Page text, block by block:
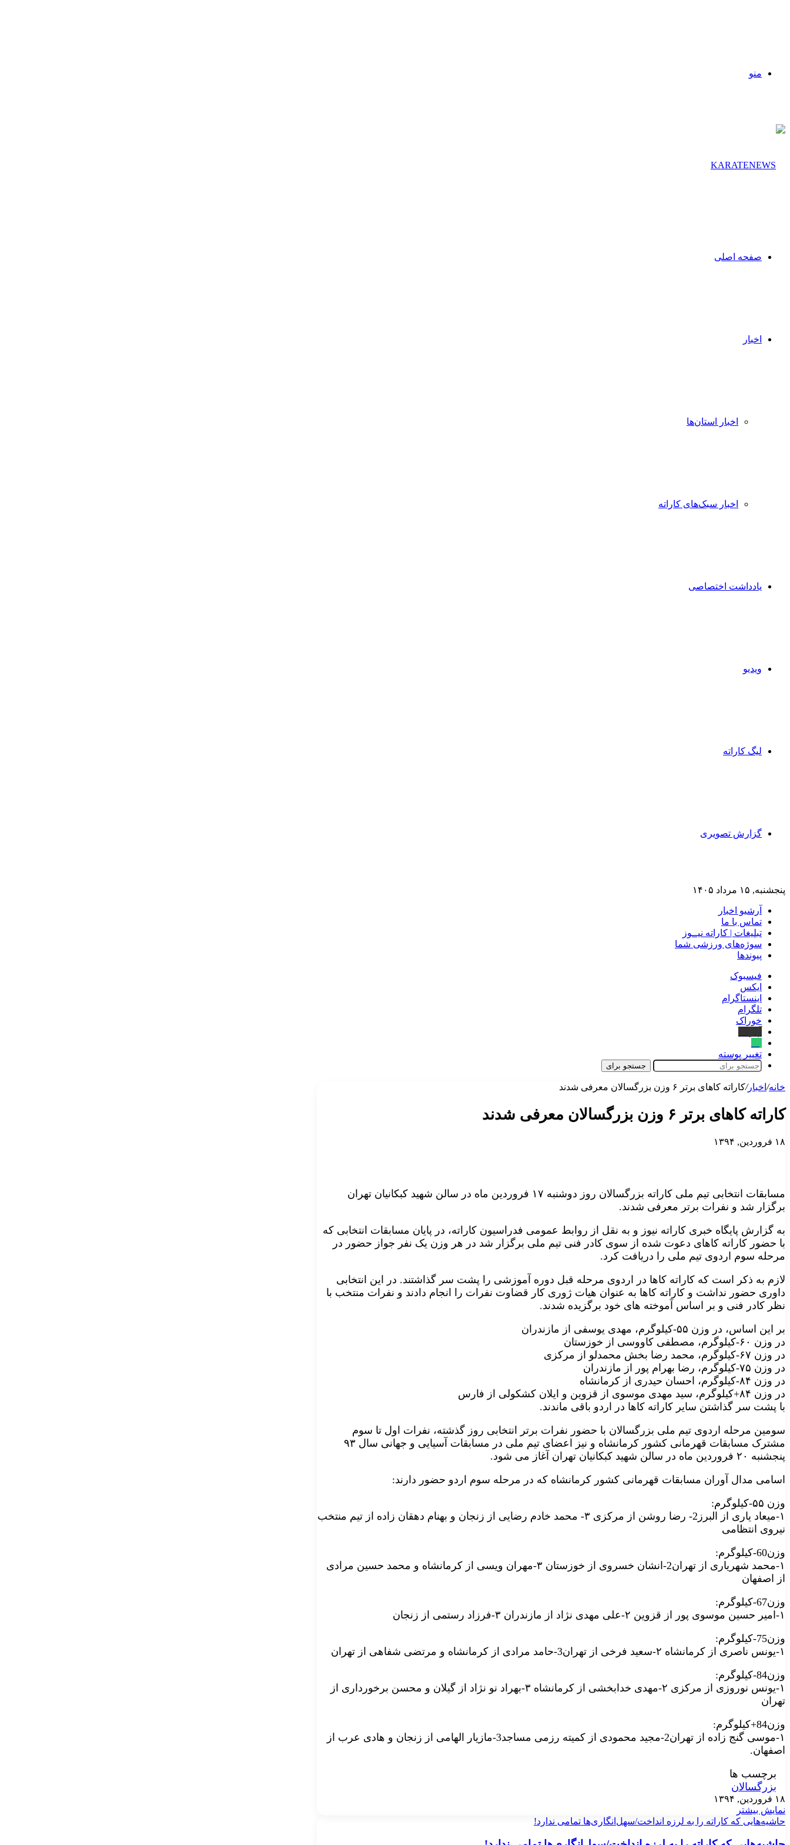
منو
صفحه اصلی
اخبار
اخبار استان‌ها
اخبار سبک‌های کاراته
یادداشت اختصاصی
ویدیو
لیگ کاراته
گزارش تصویری
پنجشنبه, ۱۵ مرداد ۱۴۰۵
آرشیو اخبار
تماس‌ با‌ ما
تبلیغات | کاراته نیــوز
سوژه‌های ورزشی شما
پیوندها
فیسبوک
ایکس
اینستاگرام
تلگرام
خوراک
تغییر پوسته
جستجو برای
خانه/ اخبار/کاراته کاهای برتر ۶ وزن بزرگسالان معرفی شدند
کاراته کاهای برتر ۶ وزن بزرگسالان معرفی شدند
۱۸ فروردین, ۱۳۹۴
مسابقات انتخابی تیم ملی کاراته بزرگسالان روز دوشنبه ۱۷ فروردین ماه در سالن شهید کبکانیان تهران
برگزار شد و نفرات برتر معرفی شدند.
به گزارش پایگاه خبری کاراته نیوز و به نقل از روابط عمومی فدراسیون کاراته، در پایان مسابقات انتخابی که
با حضور کاراته کاهای دعوت شده از سوی کادر فنی تیم ملی برگزار شد در هر وزن یک نفر جواز حضور در
مرحله سوم اردوی تیم ملی را دریافت کرد.
لازم به ذکر است که کاراته کاها در اردوی مرحله قبل دوره آموزشی را پشت سر گذاشتند. در این انتخابی
داوری حضور نداشت و کاراته کاها به عنوان هیات ژوری کار قضاوت نفرات را انجام دادند و نفرات منتخب با
نظر کادر فنی و بر اساس آموخته های خود برگزیده شدند.
بر این اساس، در وزن ۵۵-کیلوگرم، مهدی یوسفی از مازندران
در وزن ۶۰-کیلوگرم، مصطفی کاووسی از خوزستان
در وزن ۶۷-کیلوگرم، محمد رضا بخش محمدلو از مرکزی
در وزن ۷۵-کیلوگرم، رضا بهرام پور از مازندران
در وزن ۸۴-کیلوگرم، احسان حیدری از کرمانشاه
در وزن ۸۴+کیلوگرم، سید مهدی موسوی از قزوین و ایلان کشکولی از فارس
با پشت سر گذاشتن سایر کاراته کاها در اردو باقی ماندند.
سومین مرحله اردوی تیم ملی بزرگسالان با حضور نفرات برتر انتخابی روز گذشته، نفرات اول تا سوم
مشترک مسابقات قهرمانی کشور کرمانشاه و نیز اعضای تیم ملی در مسابقات آسیایی و جهانی سال ۹۳
پنجشنبه ۲۰ فروردین ماه در سالن شهید کبکانیان تهران آغاز می شود.
اسامی مدال آوران مسابقات قهرمانی کشور کرمانشاه که در مرحله سوم اردو حضور دارند:
وزن ۵۵-کیلوگرم:
۱-میعاد یاری از البرز2- رضا روشن از مرکزی ۳- محمد خادم رضایی از زنجان و بهنام دهقان زاده از تیم منتخب
نیروی انتظامی
وزن60-کیلوگرم:
۱-محمد شهریاری از تهران2-انشان خسروی از خوزستان ۳-مهران ویسی از کرمانشاه و محمد حسین مرادی
از اصفهان
وزن67-کیلوگرم:
۱-امیر حسین موسوی پور از قزوین ۲-علی مهدی نژاد از مازندران ۳-فرزاد رستمی از زنجان
وزن75-کیلوگرم:
۱-یونس ناصری از کرمانشاه ۲-سعید فرخی از تهران3-حامد مرادی از کرمانشاه و مرتضی شفاهی از تهران
وزن84-کیلوگرم:
۱-یونس نوروزی از مرکزی ۲-مهدی خدابخشی از کرمانشاه ۳-بهراد نو نژاد از گیلان و محسن برخورداری از
تهران
وزن84+کیلوگرم:
۱-موسی گنج زاده از تهران2-مجید محمودی از کمیته رزمی مساجد3-مازیار الهامی از زنجان و هادی عرب از
اصفهان.
برچسب ها
بزرگسالان
۱۸ فروردین, ۱۳۹۴
نمایش بیشتر
حاشیه‌هایی که کاراته را به لرزه انداخت/سهل‌انگاری‌ها تمامی ندارد!